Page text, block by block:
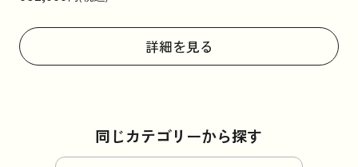
詳細を見る
同じカテゴリーから探す